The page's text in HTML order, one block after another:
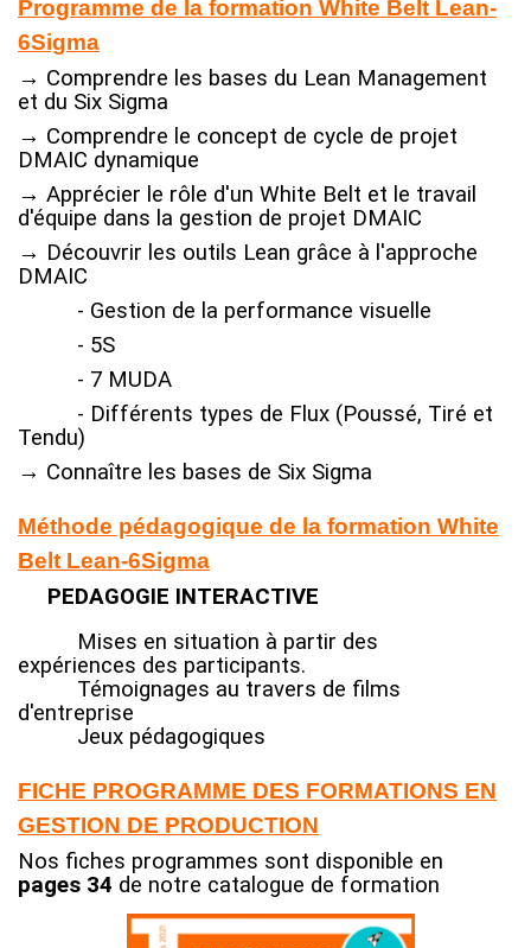
Programme de la formation White Belt Lean-
6Sigma
→ Comprendre les bases du Lean Management
et du Six Sigma
→ Comprendre le concept de cycle de projet
DMAIC dynamique
→ Apprécier le rôle d'un White Belt et le travail
d'équipe dans la gestion de projet DMAIC
→ Découvrir les outils Lean grâce à l'approche
DMAIC
- Gestion de la performance visuelle
- 5S
- 7 MUDA
- Différents types de Flux (Poussé, Tiré et
Tendu)
→ Connaître les bases de Six Sigma
Méthode pédagogique de la formation White
Belt Lean-6Sigma
PEDAGOGIE INTERACTIVE
Mises en situation à partir des
expériences des participants.
Témoignages au travers de films
d'entreprise
Jeux pédagogiques
FICHE PROGRAMME DES FORMATIONS EN
GESTION DE PRODUCTION
Nos fiches programmes sont disponible en
pages 34 de notre catalogue de formation